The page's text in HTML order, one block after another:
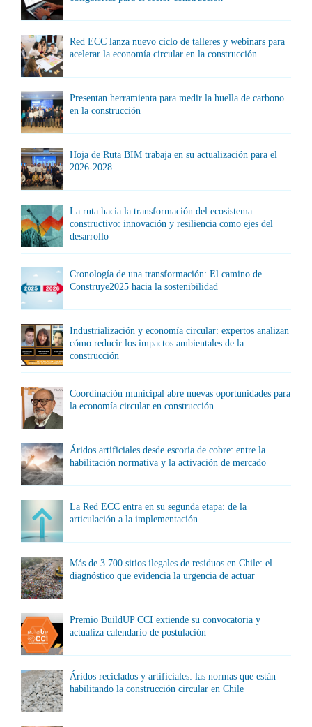
Red ECC lanza nuevo ciclo de talleres y webinars para
acelerar la economía circular en la construcción
Presentan herramienta para medir la huella de carbono
en la construcción
Hoja de Ruta BIM trabaja en su actualización para el
2026-2028
La ruta hacia la transformación del ecosistema
constructivo: innovación y resiliencia como ejes del
desarrollo
Cronología de una transformación: El camino de
Construye2025 hacia la sostenibilidad
Industrialización y economía circular: expertos analizan
cómo reducir los impactos ambientales de la
construcción
Coordinación municipal abre nuevas oportunidades para
la economía circular en construcción
Áridos artificiales desde escoria de cobre: entre la
habilitación normativa y la activación de mercado
La Red ECC entra en su segunda etapa: de la
articulación a la implementación
Más de 3.700 sitios ilegales de residuos en Chile: el
diagnóstico que evidencia la urgencia de actuar
Premio BuildUP CCI extiende su convocatoria y
actualiza calendario de postulación
Áridos reciclados y artificiales: las normas que están
habilitando la construcción circular en Chile